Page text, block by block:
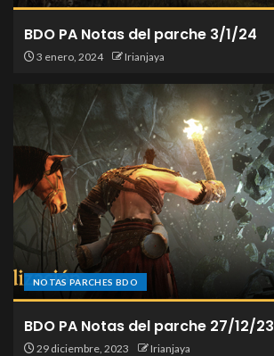
BDO PA Notas del parche 3/1/24
3 enero, 2024 Irianjaya
NOTAS PARCHES BDO
BDO PA Notas del parche 27/12/23
29 diciembre, 2023 Irianjaya